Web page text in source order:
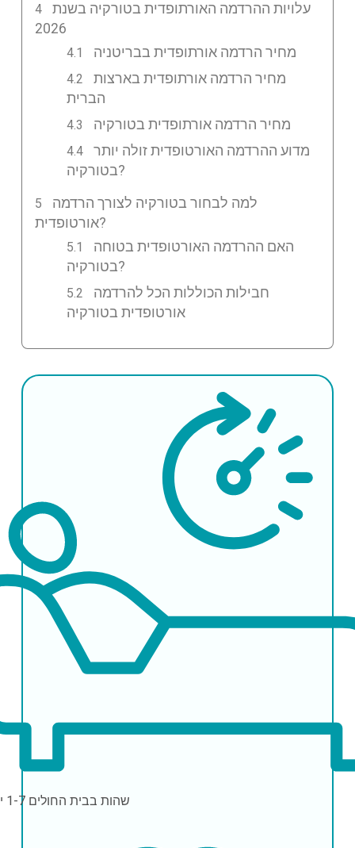
עלויות ההרדמה האורתופדית בטורקיה בשנת
2026
מחיר הרדמה אורתופדית בבריטניה
מחיר הרדמה אורתופדית בארצות
הברית
מחיר הרדמה אורתופדית בטורקיה
מדוע ההרדמה האורטופדית זולה יותר
בטורקיה?
למה לבחור בטורקיה לצורך הרדמה
אורטופדית?
האם ההרדמה האורטופדית בטוחה
בטורקיה?
חבילות הכוללות הכל להרדמה
אורטופדית בטורקיה
שהות בבית החולים 1-7 ימים